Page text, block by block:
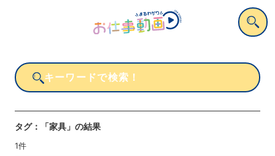
タグ： 「家具」 の結果
1件